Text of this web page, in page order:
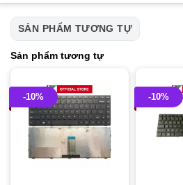
SẢN PHẨM TƯƠNG TỰ
Sản phẩm tương tự
-10% -10%